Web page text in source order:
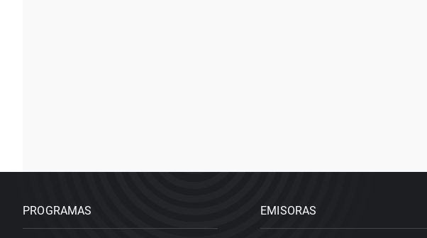
PROGRAMAS EMISORAS